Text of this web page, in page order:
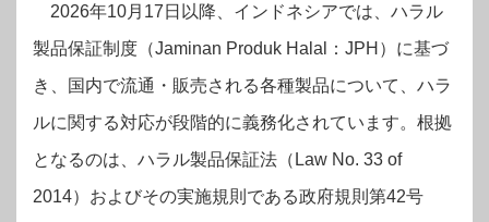
2026年10月17日以降、インドネシアでは、ハラル
製品保証制度（Jaminan Produk Halal：JPH）に基づ
き、国内で流通・販売される各種製品について、ハラ
ルに関する対応が段階的に義務化されています。根拠
となるのは、ハラル製品保証法（Law No. 33 of
2014）およびその実施規則である政府規則第42号